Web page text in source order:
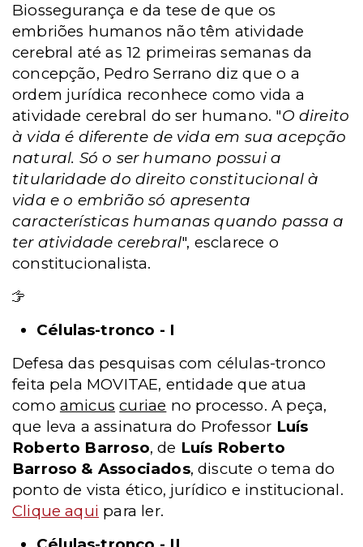
Biossegurança e da tese de que os
embriões humanos não têm atividade
cerebral até as 12 primeiras semanas da
concepção, Pedro Serrano diz que o a
ordem jurídica reconhece como vida a
atividade cerebral do ser humano. "O direito
à vida é diferente de vida em sua acepção
natural. Só o ser humano possui a
titularidade do direito constitucional à
vida e o embrião só apresenta
características humanas quando passa a
ter atividade cerebral", esclarece o
constitucionalista.
Células-tronco - I
Defesa das pesquisas com células-tronco
feita pela MOVITAE, entidade que atua
como amicus curiae no processo. A peça,
que leva a assinatura do Professor Luís
Roberto Barroso, de Luís Roberto
Barroso & Associados, discute o tema do
ponto de vista ético, jurídico e institucional.
Clique aqui para ler.